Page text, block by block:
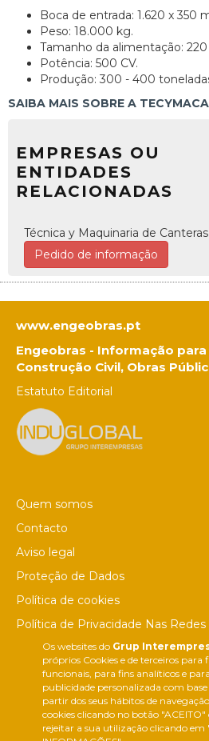
Os websites do Grup
próprios Cookies e de terceiros para
funcionais, para fins analíticos e
publicidade personalizada com
partir dos seus hábitos de
cookies clicando no botão
rejeitar a sua utilização clicando em
Boca de entrada: 1.620 x 350
Peso: 18.000 kg.
Tamanho da alimentação:
Potência: 500 CV.
Produção: 300 - 400
SAIBA MAIS SOBRE A
EMPRESAS OU
ENTIDADES
RELACIONADAS
Técnica y Maquinaria de
Pedido de informação
www.engeobras.pt
Engeobras - Informação
Construção Civil, Obras
Estatuto Editorial
Quem somos
Contacto
Aviso legal
Proteção de Dados
Política de cookies
Política de Privacidade Nas Redes
Canal de denúncias
Colaborações editoriais